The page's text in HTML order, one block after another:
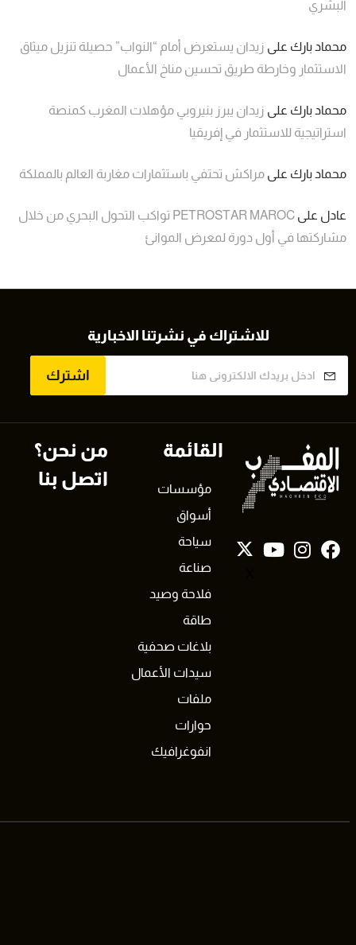
البشري
محماد بارك على زيدان يستعرض أمام “النواب” حصيلة تنزيل ميثاق
الاستثمار وخارطة طريق تحسين مناخ الأعمال
محماد بارك على زيدان يبرز بنيروبي مؤهلات المغرب كمنصة
استراتيجية للاستثمار في إفريقيا
محماد بارك على مراكش تحتفي باستثمارات مغاربة العالم بالمملكة
عادل على
PETROSTAR MAROC تواكب التحول البحري من خلال
مشاركتها في أول دورة لمعرض الموانئ
للاشتراك في نشرتنا الاخبارية
اشترك
القائمة
مؤسسات
أسواق
سياحة
صناعة
فلاحة وصيد
طاقة
بلاغات صحفية
سيدات الأعمال
ملفات
حوارات
انفوغرافيك
من نحن؟
اتصل بنا